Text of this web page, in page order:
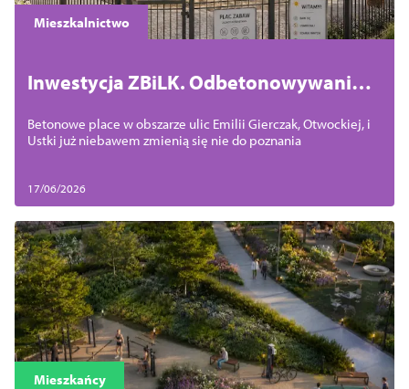
Mieszkalnictwo
Inwestycja ZBiLK. Odbetonowywanie
Betonowe place w obszarze ulic Emilii Gierczak, Otwockiej, i
Ustki już niebawem zmienią się nie do poznania
17/06/2026
Mieszkańcy